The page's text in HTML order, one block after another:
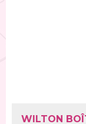
WILTON